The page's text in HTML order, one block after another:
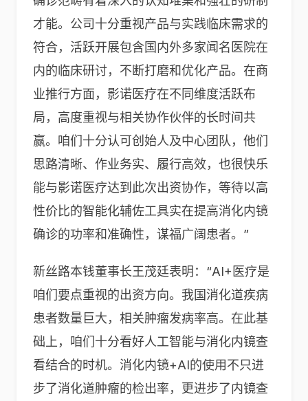
才能。公司十分重视产品与实践临床需求的
符合，活跃开展包含国内外多家闻名医院在
内的临床研讨，不断打磨和优化产品。在商
业推行方面，影诺医疗在不同维度活跃布
局，高度重视与相关协作伙伴的长时间共
赢。咱们十分认可创始人及中心团队，他们
思路清晰、作业务实、履行高效，也很快乐
能与影诺医疗达到此次出资协作，等待以高
性价比的智能化辅佐工具实在提高消化内镜
确诊的功率和准确性，谋福广阔患者。”
新丝路本钱董事长王茂廷表明：“AI+医疗是
咱们要点重视的出资方向。我国消化道疾病
患者数量巨大，相关肿瘤发病率高。在此基
础上，咱们十分看好人工智能与消化内镜查
看结合的时机。消化内镜+AI的使用不只进
步了消化道肿瘤的检出率，更进步了内镜查